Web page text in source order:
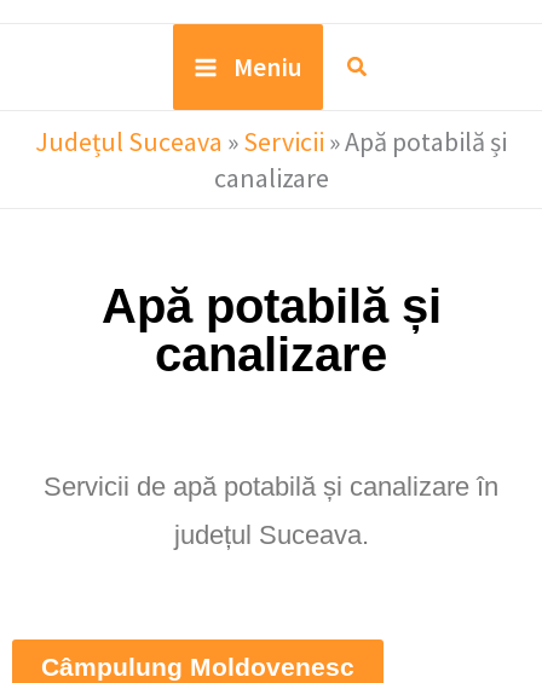
Meniu
Județul Suceava »Servicii »Apă potabilă și
canalizare
Apă potabilă și
canalizare
Servicii de apă potabilă și canalizare în
județul Suceava.
Câmpulung Moldovenesc